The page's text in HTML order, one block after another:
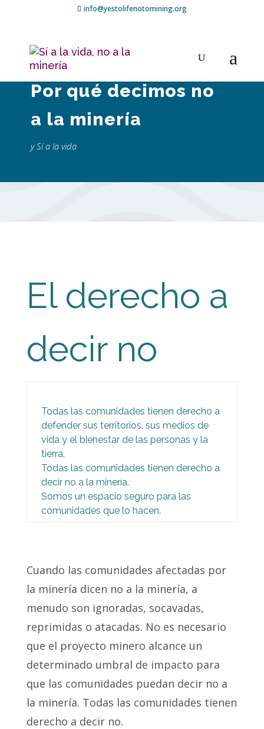
info@yestolifenotomining.org
Por qué decimos no
a la minería
y Sí a la vida
El derecho a
decir no
Todas las comunidades tienen derecho a
defender sus territorios, sus medios de
vida y el bienestar de las personas y la
tierra.
Todas las comunidades tienen derecho a
decir no a la minería.
Somos un espacio seguro para las
comunidades que lo hacen.
Cuando las comunidades afectadas por
la minería dicen no a la minería, a
menudo son ignoradas, socavadas,
reprimidas o atacadas. No es necesario
que el proyecto minero alcance un
determinado umbral de impacto para
que las comunidades puedan decir no a
la minería. Todas las comunidades tienen
derecho a decir no.